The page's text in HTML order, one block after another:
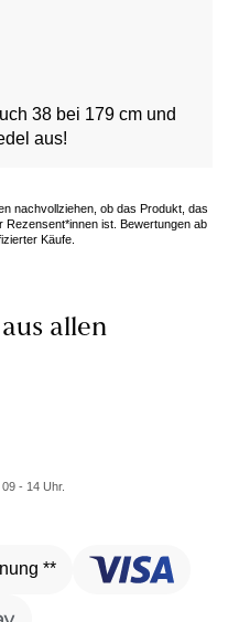
38 bei 179 cm und
aus!
nachvollziehen, ob das Produkt, das
ist. Bewertungen ab
Käufe.
allen
- 14 Uhr.
**